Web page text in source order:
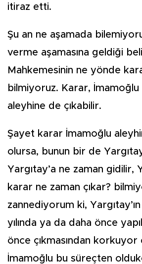
itiraz etti.
Şu an ne aşamada
verme aşamasına geldiği
Mahkemesinin ne yönde
bilmiyoruz. Karar, İmamoğlu
aleyhine de çıkabilir.
Şayet karar İmamoğlu
olursa, bunun bir de
Yargıtay’a ne zaman gidilir,
karar ne zaman çıkar?
zannediyorum ki,
yılında ya da daha önce
önce çıkmasından korkuyor
İmamoğlu bu süreçten